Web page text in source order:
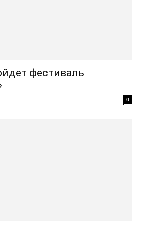
фестиваль
0